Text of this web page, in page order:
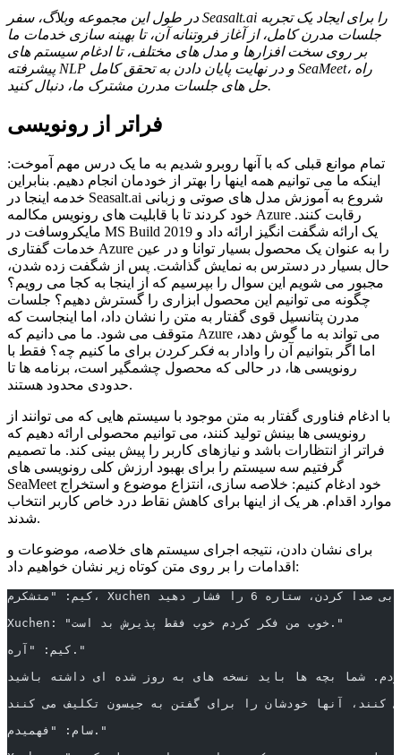
در طول این مجموعه وبلاگ، سفر Seasalt.ai را برای ایجاد یک تجربه
جلسات مدرن کامل، از آغاز فروتنانه آن، تا بهینه سازی خدمات ما
بر روی سخت افزارها و مدل های مختلف، تا ادغام سیستم های
پیشرفته NLP و در نهایت پایان دادن به تحقق کامل SeaMeet، راه
حل های جلسات مدرن مشترک ما، دنبال کنید.
فراتر از رونویسی
تمام موانع قبلی که با آنها روبرو شدیم به ما یک درس مهم آموخت:
اینکه ما می توانیم همه اینها را بهتر از خودمان انجام دهیم. بنابراین
خدمه اینجا در Seasalt.ai شروع به آموزش مدل های صوتی و زبانی
خود کردند تا با قابلیت های رونویس مکالمه Azure رقابت کنند.
مایکروسافت در MS Build 2019 یک ارائه شگفت انگیز ارائه داد و
خدمات گفتاری Azure را به عنوان یک محصول بسیار توانا و در عین
حال بسیار در دسترس به نمایش گذاشت. پس از شگفت زده شدن،
مجبور می شویم این سوال را بپرسیم که از اینجا به کجا می رویم؟
چگونه می توانیم این محصول ابزاری را گسترش دهیم؟ جلسات
مدرن پتانسیل قوی گفتار به متن را نشان داد، اما اینجاست که
متوقف می شود. ما می دانیم که Azure می تواند به ما گوش دهد،
اما اگر بتوانیم آن را وادار به فکر کردن برای ما کنیم چه؟ فقط با
رونویسی ها، در حالی که محصول چشمگیر است، برنامه ها تا
حدودی محدود هستند.
با ادغام فناوری گفتار به متن موجود با سیستم هایی که می توانند از
رونویسی ها بینش تولید کنند، می توانیم محصولی ارائه دهیم که
فراتر از انتظارات باشد و نیازهای کاربر را پیش بینی کند. ما تصمیم
گرفتیم سه سیستم را برای بهبود ارزش کلی رونویسی های
SeaMeet خود ادغام کنیم: خلاصه سازی، انتزاع موضوع و استخراج
موارد اقدام. هر یک از اینها برای کاهش نقاط درد خاص کاربر انتخاب
شدند.
برای نشان دادن، نتیجه اجرای سیستم های خلاصه، موضوعات و
اقدامات را بر روی متن کوتاه زیر نشان خواهیم داد:
Xuchen: "خوب من فکر کردم خوب فقط پذیرش بد است."
کیم: "آره."
سام: "فهمیدم."